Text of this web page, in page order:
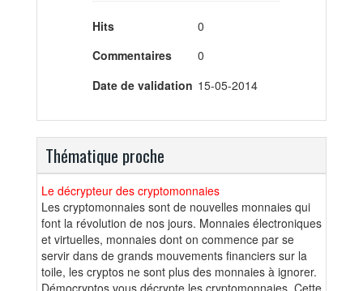
Hits
0
Commentaires
0
Date de validation 15-05-2014
Thématique proche
Le décrypteur des cryptomonnaies
Les cryptomonnaies sont de nouvelles monnaies qui
font la révolution de nos jours. Monnaies électroniques
et virtuelles, monnaies dont on commence par se
servir dans de grands mouvements financiers sur la
toile, les cryptos ne sont plus des monnaies à ignorer.
Démocryptos vous décrypte les cryptomonnaies. Cette